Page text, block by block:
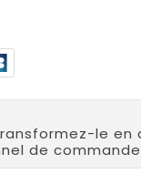
le en
de